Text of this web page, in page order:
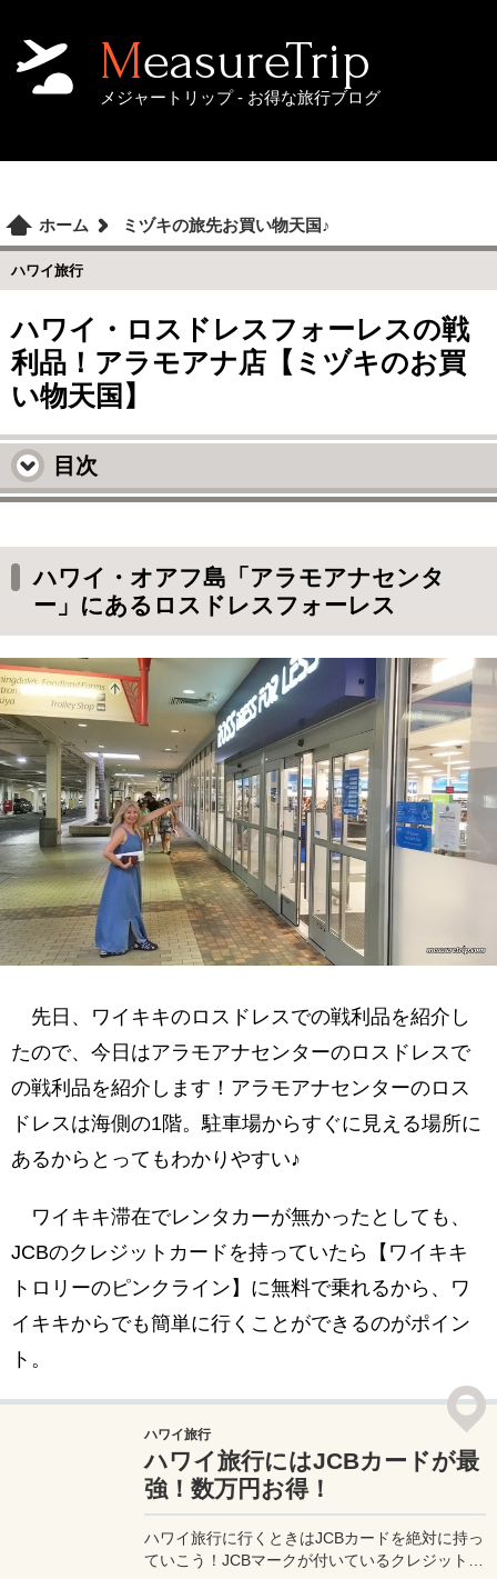
MeasureTrip
メジャートリップ - お得な旅行ブログ
ホーム ミヅキの旅先お買い物天国♪
ハワイ旅行
ハワイ・ロスドレスフォーレスの戦
利品！アラモアナ店【ミヅキのお買
い物天国】
目次
ロスドレスフォーレス・アラモアナセンター店
ロスドレスフォーレスの狙い目はスーツケース
ロスドレスフォーレスはアメリカ。日本とサイ
ズ感が違うので、試着をしよう
ロスドレスフォーレスで試着するときにもらう
カード
戦利品１．ミネトンカのサンダル
戦利品２．スノーボールクッキーとキャラメル
ポップコーンとデカフェの紅茶
戦利品３．ヌードカラーのネイルとふわふわし
お宝探し的なロスドレスフォーレスのショッピ
ング
ハワイ・オアフ島「アラモアナセンタ
ー」にあるロスドレスフォーレス
先日、ワイキキのロスドレスでの戦利品を紹介し
たので、今日はアラモアナセンターのロスドレスで
の戦利品を紹介します！アラモアナセンターのロス
ドレスは海側の1階。駐車場からすぐに見える場所に
あるからとってもわかりやすい♪
ワイキキ滞在でレンタカーが無かったとしても、
JCBのクレジットカードを持っていたら【ワイキキ
トロリーのピンクライン】に無料で乗れるから、ワ
イキキからでも簡単に行くことができるのがポイン
ト。
ハワイ旅行
ハワイ旅行にはJCBカードが最
強！数万円お得！
ハワイ旅行に行くときはJCBカードを絶対に持っ
ていこう！JCBマークが付いているクレジットカ